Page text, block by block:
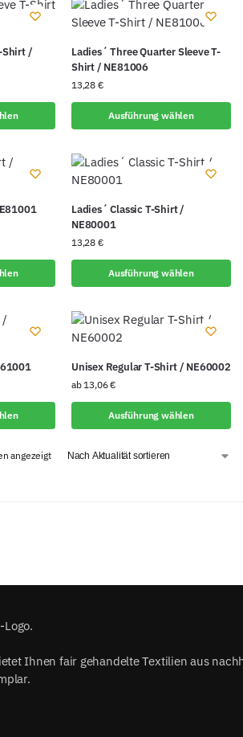
Shirt /
Ladies´ Three Quarter Sleeve T-
Shirt / NE81006
13,28 €
Ausführung wählen
Ladies´ Classic T-Shirt /
NE80001
13,28 €
Ausführung wählen
Unisex Regular T-Shirt / NE60002
ab 13,06€
Ausführung wählen
angezeigt
Ihnen fair gehandelte Textilien aus